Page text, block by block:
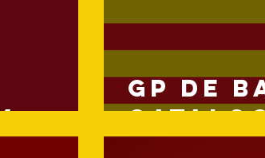
GP de